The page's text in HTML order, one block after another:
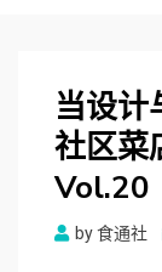
当设计
社区菜
Vol.20
by食通社